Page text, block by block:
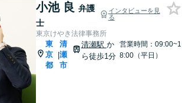
小池 良 弁護
士
インタビューを見
る
東京けやき法律事務所
東
京
都
|
清
瀬
市
清瀬駅 か
ら徒歩1分
営業時間：09:00~1
8:00（平日）